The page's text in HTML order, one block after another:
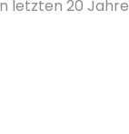
letzten 20